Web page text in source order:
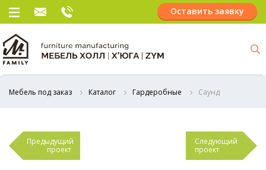
Оставить заявку
Мебель под заказ Каталог Гардеробные Саунд
Предыдущий
проект
Следующий
проект